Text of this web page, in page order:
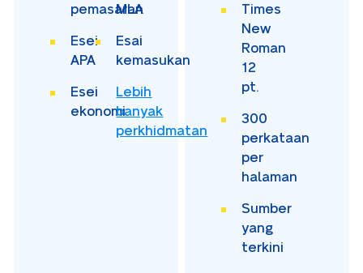
pemasaran
MLA
Esei
APA
Esai
kemasukan
Esei
ekonomi
Lebih
banyak
perkhidmatan
Times
New
Roman
12
pt.
300
perkataan
per
halaman
Sumber
yang
terkini